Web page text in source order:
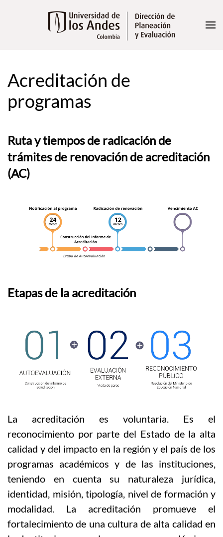
Skip to main content
Acreditación de
programas
Ruta y tiempos de radicación de
trámites de renovación de acreditación
(AC)
Etapas de la acreditación
La acreditación es voluntaria. Es el
reconocimiento por parte del Estado de la alta
calidad y del impacto en la región y el país de los
programas académicos y de las instituciones,
teniendo en cuenta su naturaleza jurídica,
identidad, misión, tipología, nivel de formación y
modalidad. La acreditación promueve el
fortalecimiento de una cultura de alta calidad en